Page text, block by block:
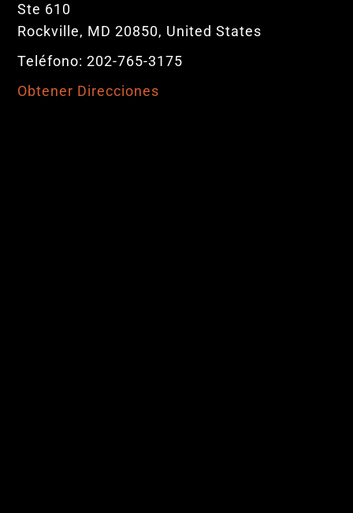
Ste 610
Rockville, MD 20850, United States
Teléfono: 202-765-3175
Obtener Direcciones